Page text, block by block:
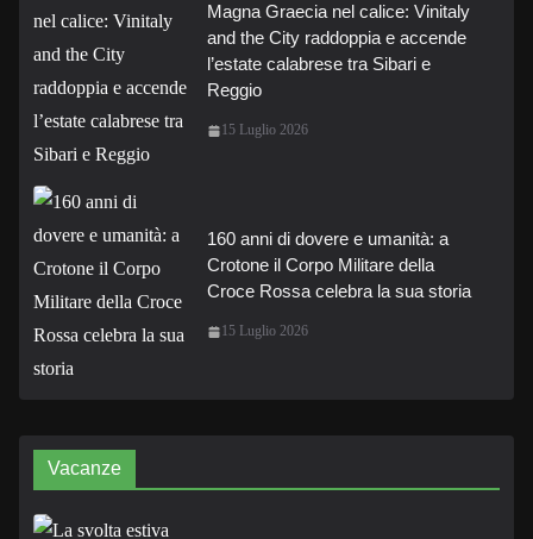
Magna Graecia nel calice: Vinitaly
and the City raddoppia e accende
l’estate calabrese tra Sibari e
Reggio
15 Luglio 2026
160 anni di dovere e umanità: a
Crotone il Corpo Militare della
Croce Rossa celebra la sua storia
15 Luglio 2026
Vacanze